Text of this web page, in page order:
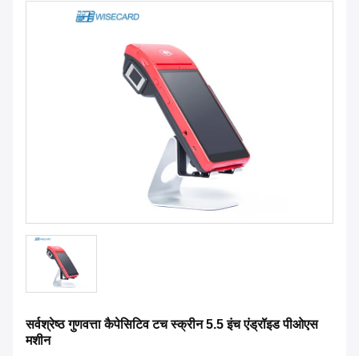
सर्वश्रेष्ठ गुणवत्ता कैपेसिटिव टच स्क्रीन 5.5 इंच एंड्रॉइड पीओएस
मशीन